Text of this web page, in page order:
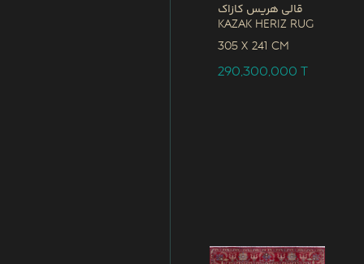
قالی هریس کازاک
Kazak Heriz Rug
305 x 241 CM
290,300,000T